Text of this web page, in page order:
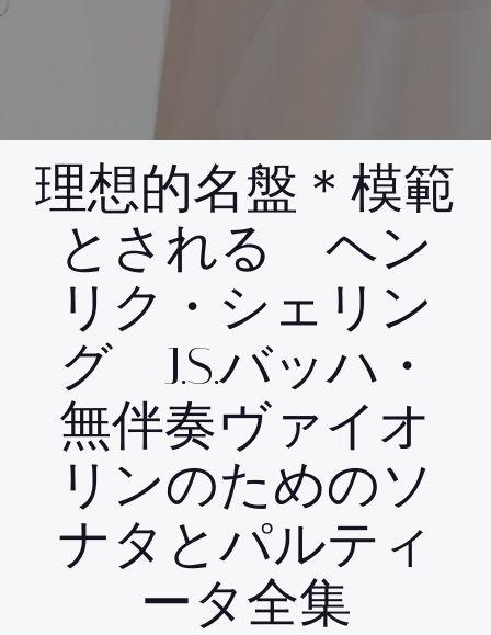
理想的名盤＊模範
とされる ヘン
リク・シェリン
グ J.S.バッハ・
無伴奏ヴァイオ
リンのためのソ
ナタとパルティ
ータ全集